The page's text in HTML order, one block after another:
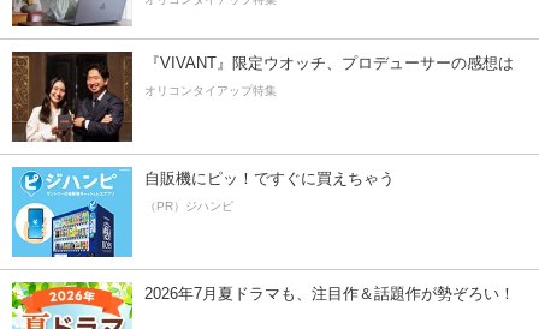
『VIVANT』限定ウオッチ、プロデューサーの感想は
オリコンタイアップ特集
自販機にピッ！ですぐに買えちゃう
（PR）ジハンピ
2026年7月夏ドラマも、注目作＆話題作が勢ぞろい！